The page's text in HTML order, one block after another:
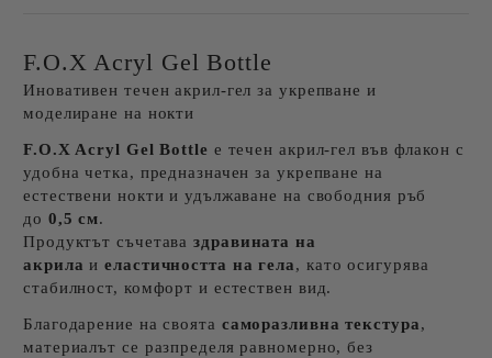
F.O.X Acryl Gel Bottle
Иновативен течен акрил-гел за укрепване и
моделиране на нокти
F.O.X Acryl Gel Bottle е течен акрил-гел във флакон с
удобна четка, предназначен за укрепване на
естествени нокти и удължаване на свободния ръб
до 0,5 см.
Продуктът съчетаваздравината на
акрила иеластичността на гела, като осигурява
стабилност, комфорт и естествен вид.
Благодарение на своята саморазливна текстура,
материалът се разпределя равномерно, без